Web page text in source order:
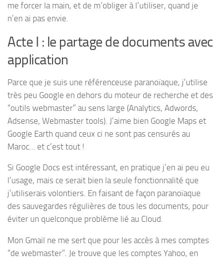
me forcer la main, et de m’obliger à l’utiliser, quand je
n’en ai pas envie.
Acte I : le partage de documents avec
application
Parce que je suis une référenceuse paranoïaque, j’utilise
très peu Google en dehors du moteur de recherche et des
“outils webmaster” au sens large (Analytics, Adwords,
Adsense, Webmaster tools). J’aime bien Google Maps et
Google Earth quand ceux ci ne sont pas censurés au
Maroc… et c’est tout !
Si Google Docs est intéressant, en pratique j’en ai peu eu
l’usage, mais ce serait bien la seule fonctionnalité que
j’utiliserais volontiers. En faisant de façon paranoïaque
des sauvegardes régulières de tous les documents, pour
éviter un quelconque problème lié au Cloud.
Mon Gmail ne me sert que pour les accès à mes comptes
“de webmaster”. Je trouve que les comptes Yahoo, en